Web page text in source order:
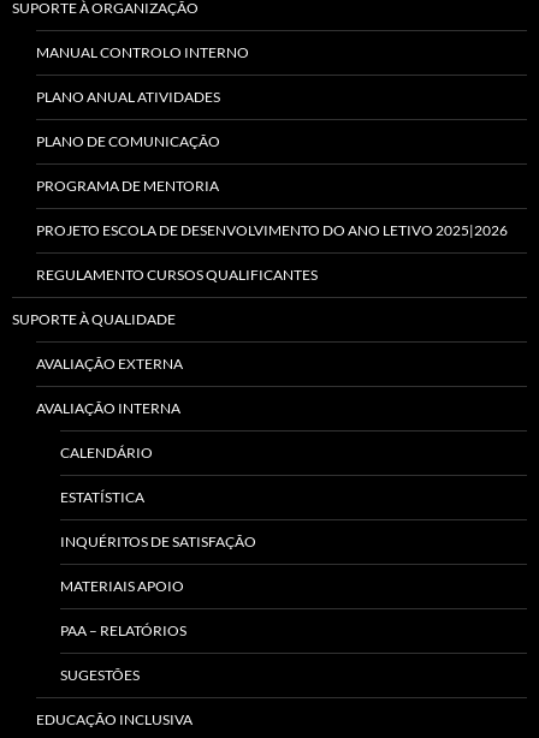
SUPORTE À ORGANIZAÇÃO
MANUAL CONTROLO INTERNO
PLANO ANUAL ATIVIDADES
PLANO DE COMUNICAÇÃO
PROGRAMA DE MENTORIA
PROJETO ESCOLA DE DESENVOLVIMENTO DO ANO LETIVO 2025|2026
REGULAMENTO CURSOS QUALIFICANTES
SUPORTE À QUALIDADE
AVALIAÇÃO EXTERNA
AVALIAÇÃO INTERNA
CALENDÁRIO
ESTATÍSTICA
INQUÉRITOS DE SATISFAÇÃO
MATERIAIS APOIO
PAA – RELATÓRIOS
SUGESTÕES
EDUCAÇÃO INCLUSIVA